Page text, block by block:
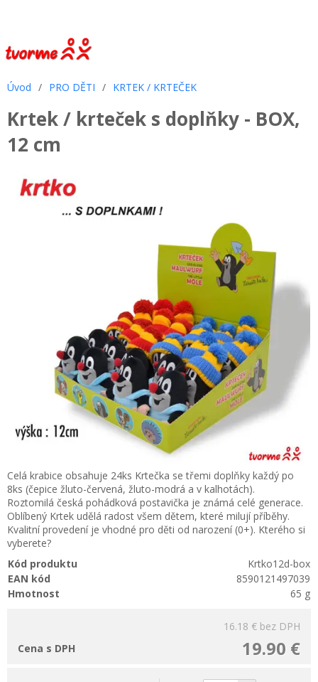
Úvod / PRO DĚTI / KRTEK / KRTEČEK
Krtek / krteček s doplňky - BOX,
12 cm
Celá krabice obsahuje 24ks Krtečka se třemi doplňky každý po
8ks (čepice žluto-červená, žluto-modrá a v kalhotách).
Roztomilá česká pohádková postavička je známá celé generace.
Oblíbený Krtek udělá radost všem dětem, které milují příběhy.
Kvalitní provedení je vhodné pro děti od narození (0+). Kterého si
vyberete?
Kód produktu
Krtko12d-box
EAN kód
8590121497039
Hmotnost
65 g
16.18 € bez DPH
19.90 €
Cena s DPH